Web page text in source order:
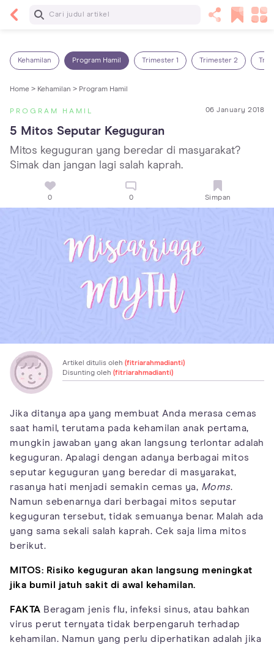
Baca Selanjutnya
Kehamilan Program Hamil Trimester 1 Trimester 2
Home > Kehamilan > Program Hamil
PROGRAM HAMIL 06 January 2018
5 Mitos Seputar Keguguran
Mitos keguguran yang beredar di masyarakat?
Simak dan jangan lagi salah kaprah.
0 0 Simpan
Artikel ditulis oleh (fitriarahmadianti)
Disunting oleh (fitriarahmadianti)
Jika ditanya apa yang membuat Anda merasa cemas
saat hamil, terutama pada kehamilan anak pertama,
mungkin jawaban yang akan langsung terlontar adalah
keguguran. Apalagi dengan adanya berbagai mitos
seputar keguguran yang beredar di masyarakat,
rasanya hati menjadi semakin cemas ya, Moms.
Namun sebenarnya dari berbagai mitos seputar
keguguran tersebut, tidak semuanya benar. Malah ada
yang sama sekali salah kaprah. Cek saja lima mitos
berikut.
MITOS: Risiko keguguran akan langsung meningkat
jika bumil jatuh sakit di awal kehamilan.
FAKTA Beragam jenis flu, infeksi sinus, atau bahkan
virus perut ternyata tidak berpengaruh terhadap
kehamilan. Namun yang perlu diperhatikan adalah jika